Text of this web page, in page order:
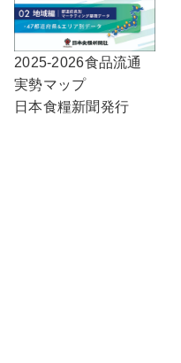
2025-2026食品流通
実勢マップ
日本食糧新聞発行